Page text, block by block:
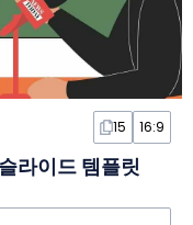
15 16:9
라이드 템플릿